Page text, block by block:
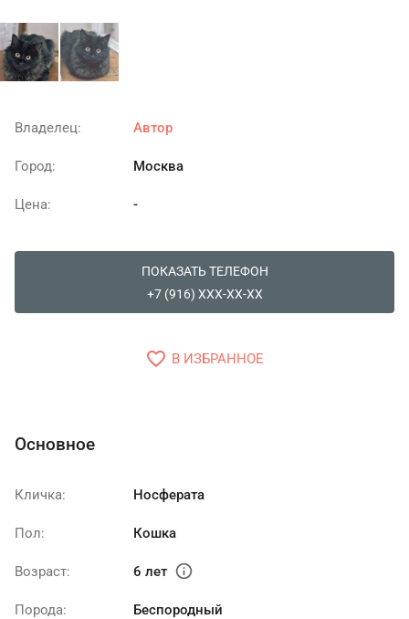
Владелец: Автор
Город: Москва
Цена: -
ПОКАЗАТЬ ТЕЛЕФОН
+7 (916) XXX-XX-XX
favorite_border В ИЗБРАННОЕ
Основное
Кличка: Носферата
Пол: Кошка
Возраст: 6 лет info
Порода: Беспородный